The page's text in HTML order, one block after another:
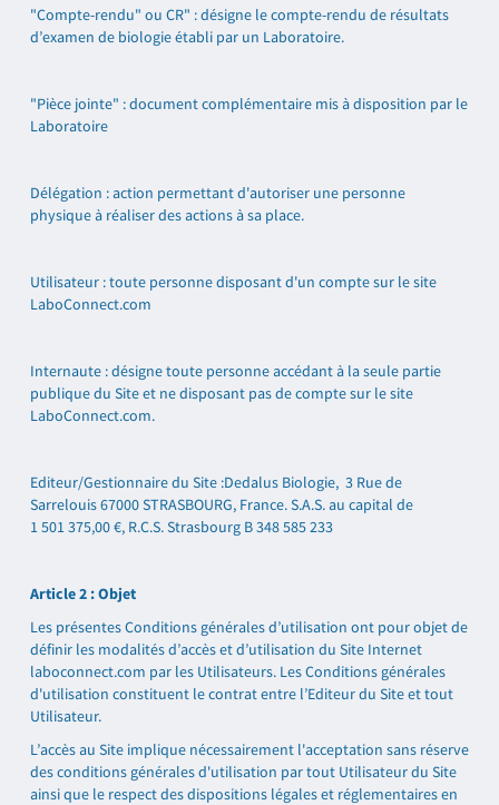
"Compte-rendu" ou CR" : désigne le compte-rendu de résultats
d’examen de biologie établi par un Laboratoire.
"Pièce jointe" : document complémentaire mis à disposition par le
Laboratoire
Délégation : action permettant d'autoriser une personne
physique à réaliser des actions à sa place.
Utilisateur : toute personne disposant d'un compte sur le site
LaboConnect.com
Internaute : désigne toute personne accédant à la seule partie
publique du Site et ne disposant pas de compte sur le site
LaboConnect.com.
Editeur/Gestionnaire du Site :Dedalus Biologie, 3 Rue de
Sarrelouis 67000 STRASBOURG, France. S.A.S. au capital de
1 501 375,00 €, R.C.S. Strasbourg B 348 585 233
Article 2 : Objet
Les présentes Conditions générales d’utilisation ont pour objet de
définir les modalités d’accès et d’utilisation du Site Internet
laboconnect.com par les Utilisateurs. Les Conditions générales
d'utilisation constituent le contrat entre l’Editeur du Site et tout
Utilisateur.
L’accès au Site implique nécessairement l'acceptation sans réserve
des conditions générales d'utilisation par tout Utilisateur du Site
ainsi que le respect des dispositions légales et réglementaires en